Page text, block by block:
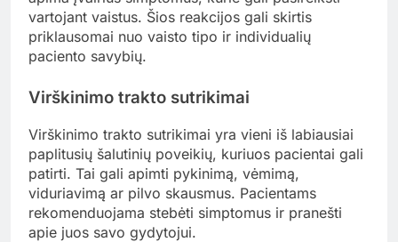
vartojant vaistus. Šios reakcijos gali skirtis
priklausomai nuo vaisto tipo ir individualių
paciento savybių.
Virškinimo trakto sutrikimai
Virškinimo trakto sutrikimai yra vieni iš labiausiai
paplitusių šalutinių poveikių, kuriuos pacientai gali
patirti. Tai gali apimti pykinimą, vėmimą,
viduriavimą ar pilvo skausmus. Pacientams
rekomenduojama stebėti simptomus ir pranešti
apie juos savo gydytojui.